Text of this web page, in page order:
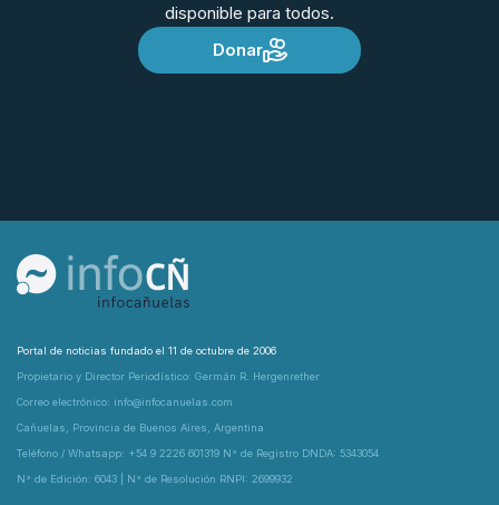
disponible para todos.
Donar
Portal de noticias fundado el 11 de octubre de 2006
Propietario y Director Periodístico: Germán R. Hergenrether
Correo electrónico: info@infocanuelas.com
Cañuelas, Provincia de Buenos Aires, Argentina
Teléfono / Whatsapp: +54 9 2226 601319 N° de Registro DNDA: 5343054
N° de Edición: 6043 | N° de Resolución RNPI: 2699932